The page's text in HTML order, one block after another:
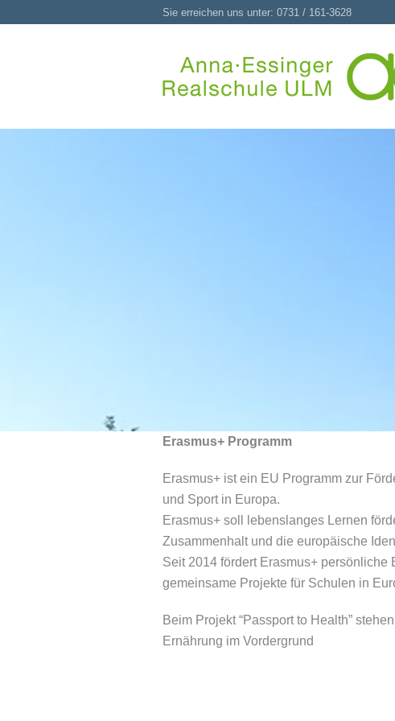
Sie erreichen uns unter: 0731 / 161-3628
Erasmus+ Programm
Erasmus+ ist ein EU Programm zur
und Sport in Europa.
Erasmus+ soll lebenslanges Lernen
Zusammenhalt und die europäische
Seit 2014 fördert Erasmus+
gemeinsame Projekte für Schulen in
Beim Projekt “Passport to Health”
Ernährung im Vordergrund